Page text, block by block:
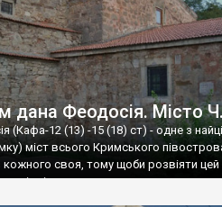
дана Феодосія. Місто
(Кафа-12 (13) -15 (18) ст) - одне з
міст всього Кримського
своя, тому щоби розвіяти цей
відвідати це